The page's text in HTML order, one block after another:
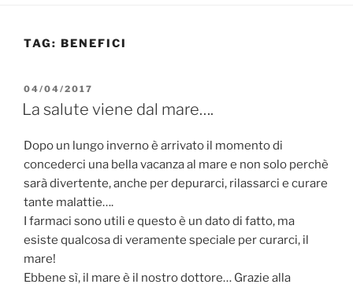
TAG: BENEFICI
PUBBLICATO
IL
04/04/2017
La salute viene dal mare….
Dopo un lungo inverno è arrivato il momento di
concederci una bella vacanza al mare e non solo perchè
sarà divertente, anche per depurarci, rilassarci e curare
tante malattie….
I farmaci sono utili e questo è un dato di fatto, ma
esiste qualcosa di veramente speciale per curarci, il
mare!
Ebbene sì, il mare è il nostro dottore… Grazie alla